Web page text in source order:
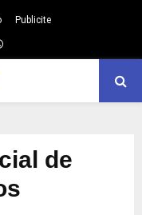
Publicite
Whatsapp
de